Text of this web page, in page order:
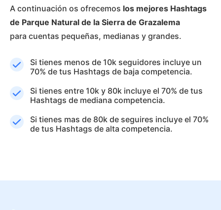
A continuación os ofrecemos los mejores Hashtags
de Parque Natural de la Sierra de Grazalema
para cuentas pequeñas, medianas y grandes.
Si tienes menos de 10k seguidores incluye un
70% de tus Hashtags de baja competencia.
Si tienes entre 10k y 80k incluye el 70% de tus
Hashtags de mediana competencia.
Si tienes mas de 80k de seguires incluye el 70%
de tus Hashtags de alta competencia.